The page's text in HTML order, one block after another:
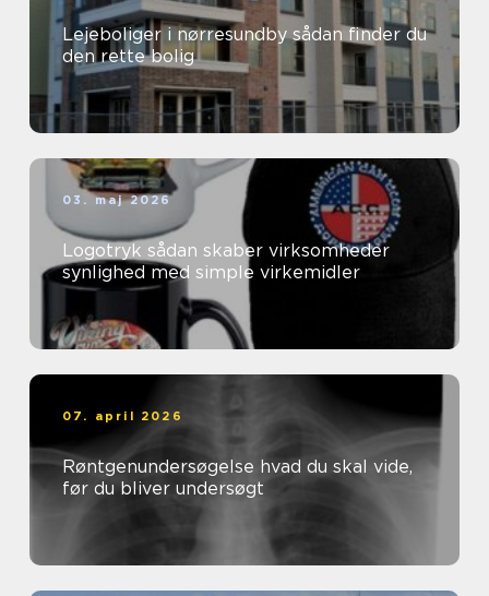
Lejeboliger i nørresundby sådan finder du
den rette bolig
03. maj 2026
Logotryk sådan skaber virksomheder
synlighed med simple virkemidler
07. april 2026
Røntgenundersøgelse hvad du skal vide,
før du bliver undersøgt